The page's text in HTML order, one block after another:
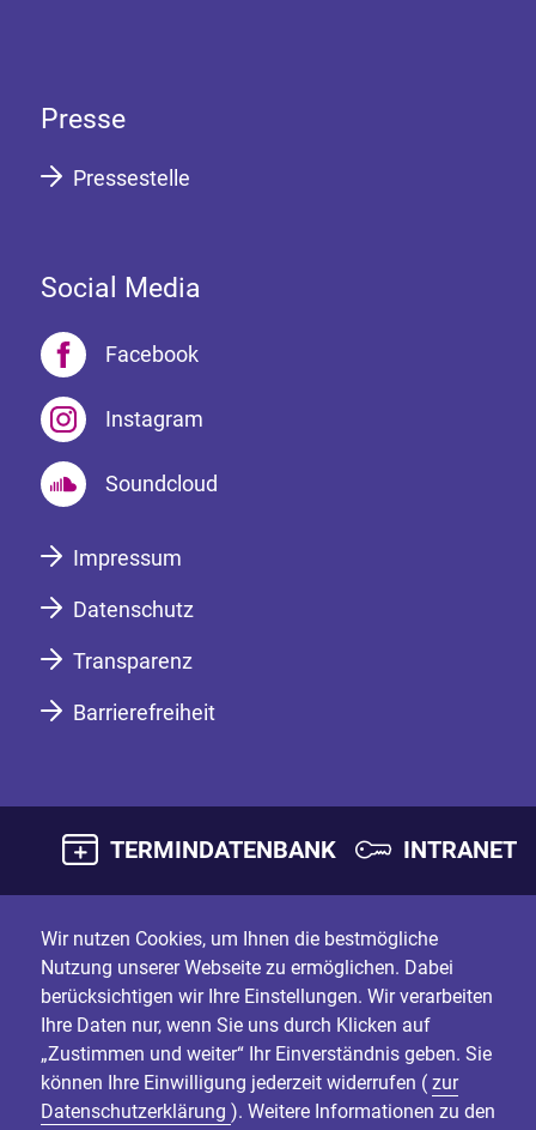
Presse
Pressestelle
Social Media
Facebook
Instagram
Soundcloud
Impressum
Datenschutz
Transparenz
Barrierefreiheit
TERMINDATENBANK INTRANET
Wir nutzen Cookies, um Ihnen die bestmögliche
Nutzung unserer Webseite zu ermöglichen. Dabei
berücksichtigen wir Ihre Einstellungen. Wir verarbeiten
Ihre Daten nur, wenn Sie uns durch Klicken auf
„Zustimmen und weiter“ Ihr Einverständnis geben. Sie
können Ihre Einwilligung jederzeit widerrufen ( zur
Datenschutzerklärung ). Weitere Informationen zu den